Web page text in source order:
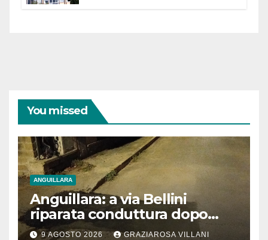
You missed
ANGUILLARA
Anguillara: a via Bellini
riparata conduttura dopo
segnalazione IdD
9 AGOSTO 2026 GRAZIAROSA VILLANI